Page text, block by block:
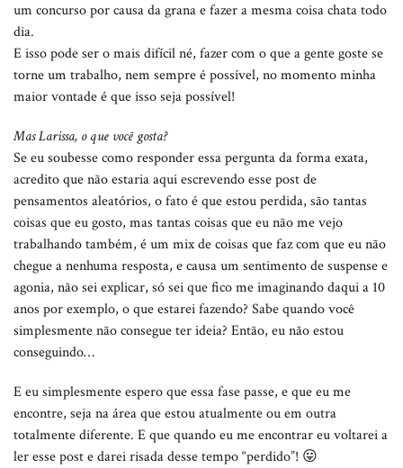
um concurso por causa da grana e fazer a mesma coisa chata todo
dia.
E isso pode ser o mais difícil né, fazer com o que a gente goste se
torne um trabalho, nem sempre é possível, no momento minha
maior vontade é que isso seja possível!
Mas Larissa, o que você gosta?
Se eu soubesse como responder essa pergunta da forma exata,
acredito que não estaria aqui escrevendo esse post de
pensamentos aleatórios, o fato é que estou perdida, são tantas
coisas que eu gosto, mas tantas coisas que eu não me vejo
trabalhando também, é um mix de coisas que faz com que eu não
chegue a nenhuma resposta, e causa um sentimento de suspense e
agonia, não sei explicar, só sei que fico me imaginando daqui a 10
anos por exemplo, o que estarei fazendo? Sabe quando você
simplesmente não consegue ter ideia? Então, eu não estou
conseguindo…
E eu simplesmente espero que essa fase passe, e que eu me
encontre, seja na área que estou atualmente ou em outra
totalmente diferente. E que quando eu me encontrar eu voltarei a
ler esse post e darei risada desse tempo “perdido”! 😛